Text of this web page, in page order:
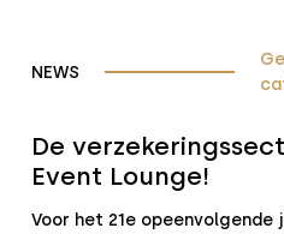
NEWS
De
Event Lounge!
Voor het 21e opeenvolgende